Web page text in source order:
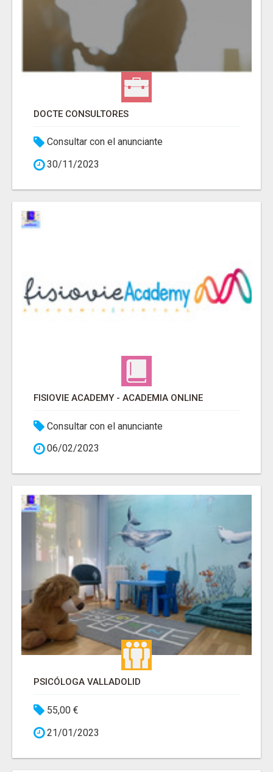
DOCTE CONSULTORES
Consultar con el anunciante
30/11/2023
FISIOVIE ACADEMY - ACADEMIA ONLINE
Consultar con el anunciante
06/02/2023
PSICÓLOGA VALLADOLID
55,00 €
21/01/2023